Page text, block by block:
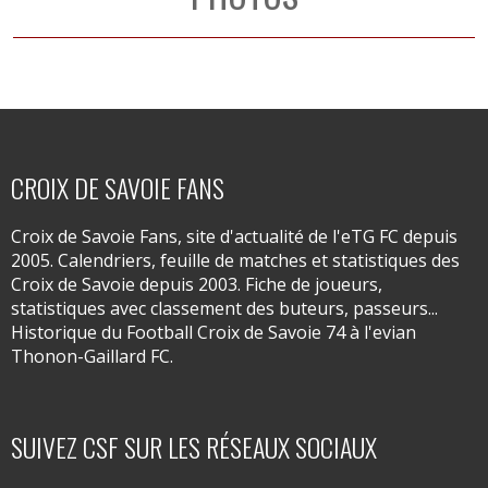
CROIX DE SAVOIE FANS
Croix de Savoie Fans, site d'actualité de l'eTG FC depuis
2005. Calendriers, feuille de matches et statistiques des
Croix de Savoie depuis 2003. Fiche de joueurs,
statistiques avec classement des buteurs, passeurs...
Historique du Football Croix de Savoie 74 à l'evian
Thonon-Gaillard FC.
SUIVEZ CSF SUR LES RÉSEAUX SOCIAUX